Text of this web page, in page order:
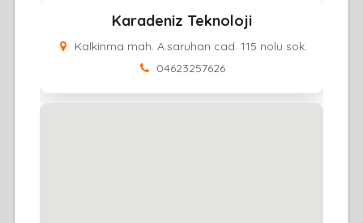
Karadeniz Teknoloji
Kalkinma mah. A.saruhan cad. 115 nolu sok.
04623257626